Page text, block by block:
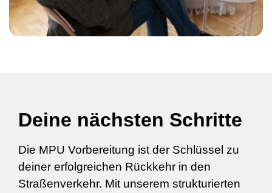
Deine nächsten Schritte
Die MPU Vorbereitung ist der Schlüssel zu
deiner erfolgreichen Rückkehr in den
Straßenverkehr. Mit unserem strukturierten